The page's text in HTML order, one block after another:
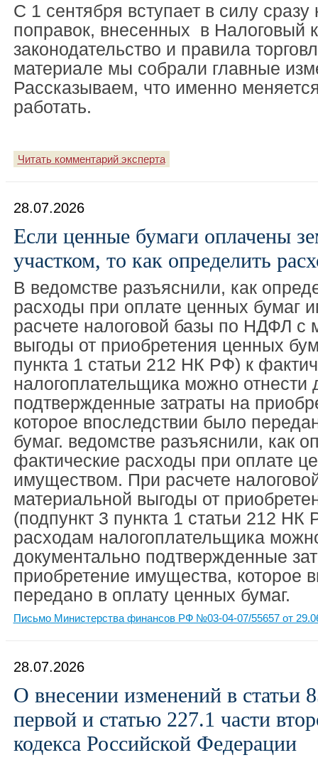
С 1 сентября вступает в силу
поправок, внесенных в Налоговый
законодательство и правила
материале мы собрали главные
Рассказываем, что именно
работать.
Читать комментарий эксперта
28.07.2026
Если ценные бумаги оплачены
участком, то как определить
В ведомстве разъяснили, как
расходы при оплате ценных бумаг
расчете налоговой базы по НДФЛ с
выгоды от приобретения ценных
пункта 1 статьи 212 НК РФ) к
налогоплательщика можно отнести
подтвержденные затраты на
которое впоследствии было
бумаг. ведомстве разъяснили, как
фактические расходы при оплате
имуществом. При расчете
материальной выгоды от
(подпункт 3 пункта 1 статьи 212 НК
расходам налогоплательщика
документально подтвержденные
приобретение имущества, которое
передано в оплату ценных бумаг.
Письмо Министерства финансов РФ №03-04-07/55657 от
28.07.2026
О внесении изменений в статьи
первой и статью 227.1 части
кодекса Российской Федерации